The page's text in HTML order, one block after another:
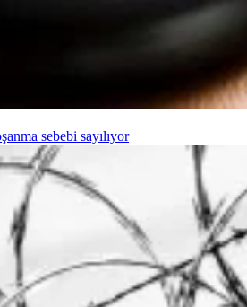
sebebi sayılıyor